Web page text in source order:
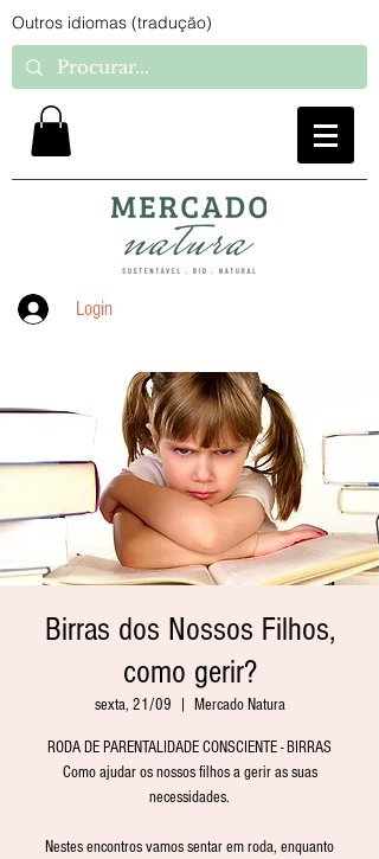
Outros idiomas (tradução)
Login
Birras dos Nossos Filhos,
como gerir?
sexta, 21/09 Mercado Natura
RODA DE PARENTALIDADE CONSCIENTE - BIRRAS
Como ajudar os nossos filhos a gerir as suas
necessidades.
Nestes encontros vamos sentar em roda, enquanto